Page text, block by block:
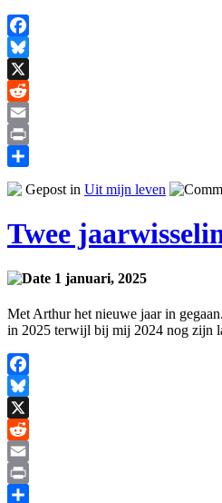
Facebook
Bluesky
X
Reddit
Email
Print
Gepost in Uit mijn leven
Twee
1 januari, 2025
Met Arthur het nieuwe jaar in
in 2025 terwijl bij mij 2024 nog zijn
Facebook
Bluesky
X
Reddit
Email
Print